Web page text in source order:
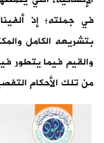
في جملته؛ إذ
بتشريعه الكامل
والقيم فيما يتطور
من تلك الأحكام